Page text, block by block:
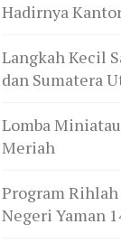
Hadirnya
Langkah Kecil
dan Sumatera
Lomba
Meriah
Program
Negeri Yaman